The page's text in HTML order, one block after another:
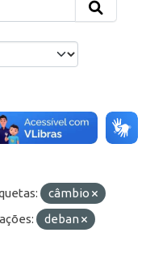
câmbio
deban